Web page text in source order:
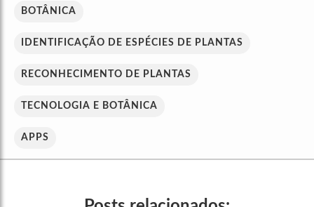
BOTÂNICA
IDENTIFICAÇÃO DE ESPÉCIES DE PLANTAS
RECONHECIMENTO DE PLANTAS
TECNOLOGIA E BOTÂNICA
APPS